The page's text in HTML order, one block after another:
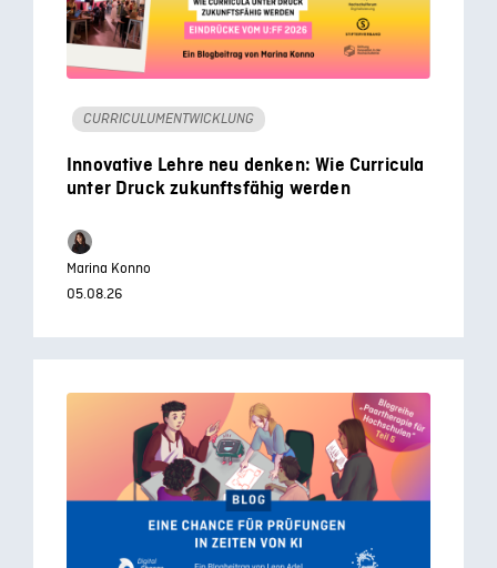
CURRICULUMENTWICKLUNG
Innovative Lehre neu denken: Wie Curricula
unter Druck zukunftsfähig werden
Marina Konno
05.08.26